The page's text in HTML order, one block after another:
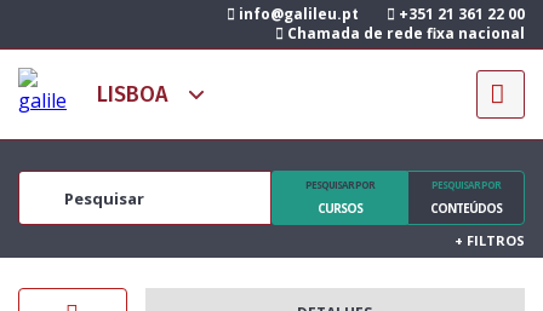
info@galileu.pt
+351 21 361 22 00
Chamada de rede fixa nacional
PESQUISAR POR
CURSOS
PESQUISAR POR
CONTEÚDOS
+ FILTROS